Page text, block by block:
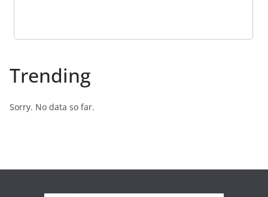
Trending
Sorry. No data so far.